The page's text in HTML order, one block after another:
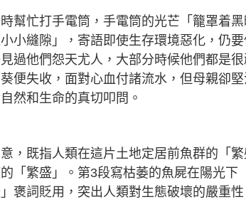
幫忙打手電筒，手電筒的光芒「籠罩着
小縫隙」，寄語即使生存環境惡化，仍
過他們怨天尤人，大部分時候他們都是
便失收，面對心血付諸流水，但母親卻
然和生命的真切叩問。
意，既指人類在這片土地定居前魚群的「
「繁盛」。第3段寫枯萎的魚屍在陽光下
褒詞貶用，突出人類對生態破壞的嚴重